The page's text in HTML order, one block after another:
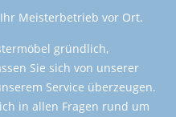
Meisterbetrieb vor Ort.
gründlich,
Sie sich von unserer
Service überzeugen.
in allen Fragen rund um